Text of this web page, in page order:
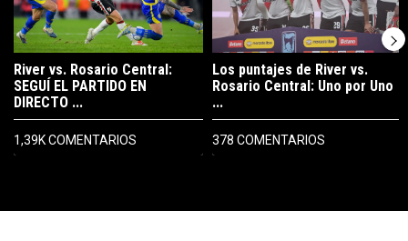
River vs. Rosario Central:
SEGUÍ EL PARTIDO EN
DIRECTO ...
1,39K COMENTARIOS
Los puntajes de River vs.
Rosario Central: Uno por Uno
...
378 COMENTARIOS